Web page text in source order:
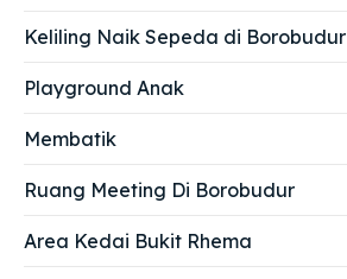
Keliling Naik Sepeda di Borobudur
Playground Anak
Membatik
Ruang Meeting Di Borobudur
Area Kedai Bukit Rhema